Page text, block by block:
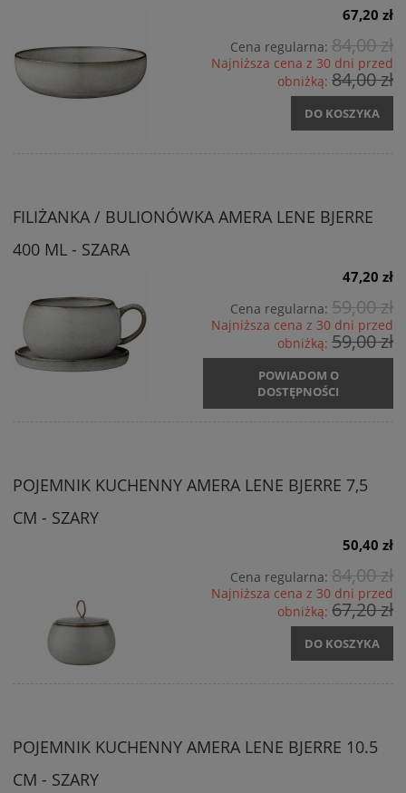
67,20 zł
Cena regularna: 84,00 zł
Najniższa cena z 30 dni przed
obniżką: 84,00 zł
DO KOSZYKA
FILIŻANKA / BULIONÓWKA AMERA LENE BJERRE
400 ML - SZARA
47,20 zł
Cena regularna: 59,00 zł
Najniższa cena z 30 dni przed
obniżką: 59,00 zł
POWIADOM O
DOSTĘPNOŚCI
POJEMNIK KUCHENNY AMERA LENE BJERRE 7,5
CM - SZARY
50,40 zł
Cena regularna: 84,00 zł
Najniższa cena z 30 dni przed
obniżką: 67,20 zł
DO KOSZYKA
POJEMNIK KUCHENNY AMERA LENE BJERRE 10.5
CM - SZARY